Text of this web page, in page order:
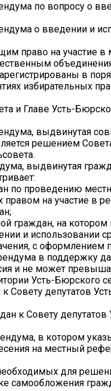
по вопросу о
о введении и
право на участие
в
избирательных
и Главе Усть-
выдвинутая
решением
выдвинутая
по проведению
на участие в
граждан, на
и использовании
с оформлением
в поддержку
и не может
Усть-Бюрского
депутатов
к Совету депутатов
в котором
на местный
для
самообложения